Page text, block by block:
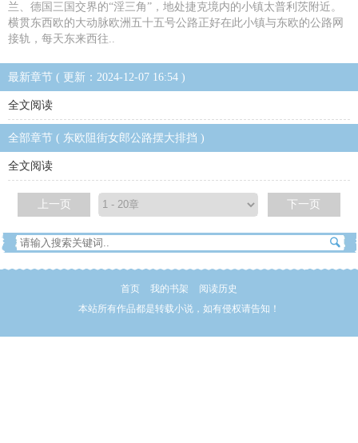
兰、德国三国交界的“淫三角”，地处捷克境内的小镇太普利茨附近。
横贯东西欧的大动脉欧洲五十五号公路正好在此小镇与东欧的公路网
接轨，每天东来西往..
最新章节 ( 更新：2024-12-07 16:54 )
全文阅读
全部章节 ( 东欧阻街女郎公路摆大排挡 )
全文阅读
上一页 下一页
首页 我的书架
阅读历史
本站所有作品都是转载小说，如有侵权请告知！